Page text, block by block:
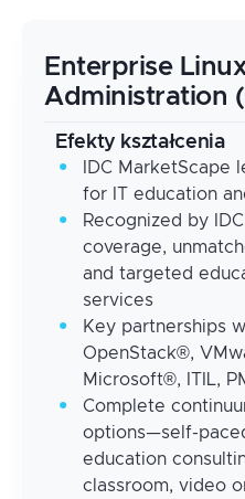
Enterprise
Administration
Efekty kształcenia
IDC MarketScape
for IT education
Recognized by
coverage,
and targeted
services
Key partnerships
OpenStack®,
Microsoft®, ITIL,
Complete
options—self-
education
classroom, video